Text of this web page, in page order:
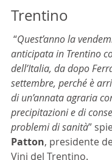
Trentino
“Quest’anno la
anticipata in Trentino
dell’Italia, da dopo
settembre, perché è
di un’annata agraria
precipitazioni e di
problemi di sanità”
Patton, presidente
Vini del Trentino.